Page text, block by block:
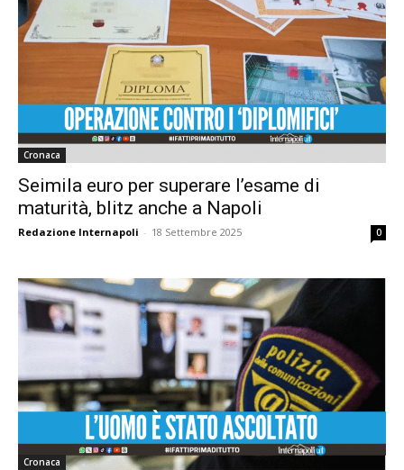
Cronaca
Seimila euro per superare l’esame di
maturità, blitz anche a Napoli
Redazione Internapoli - 18 Settembre 2025 0
Cronaca